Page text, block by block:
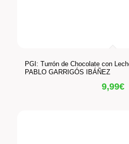
PGI: Turrón de Chocolate con
PABLO GARRIGÓS IBÁÑEZ
9,99€